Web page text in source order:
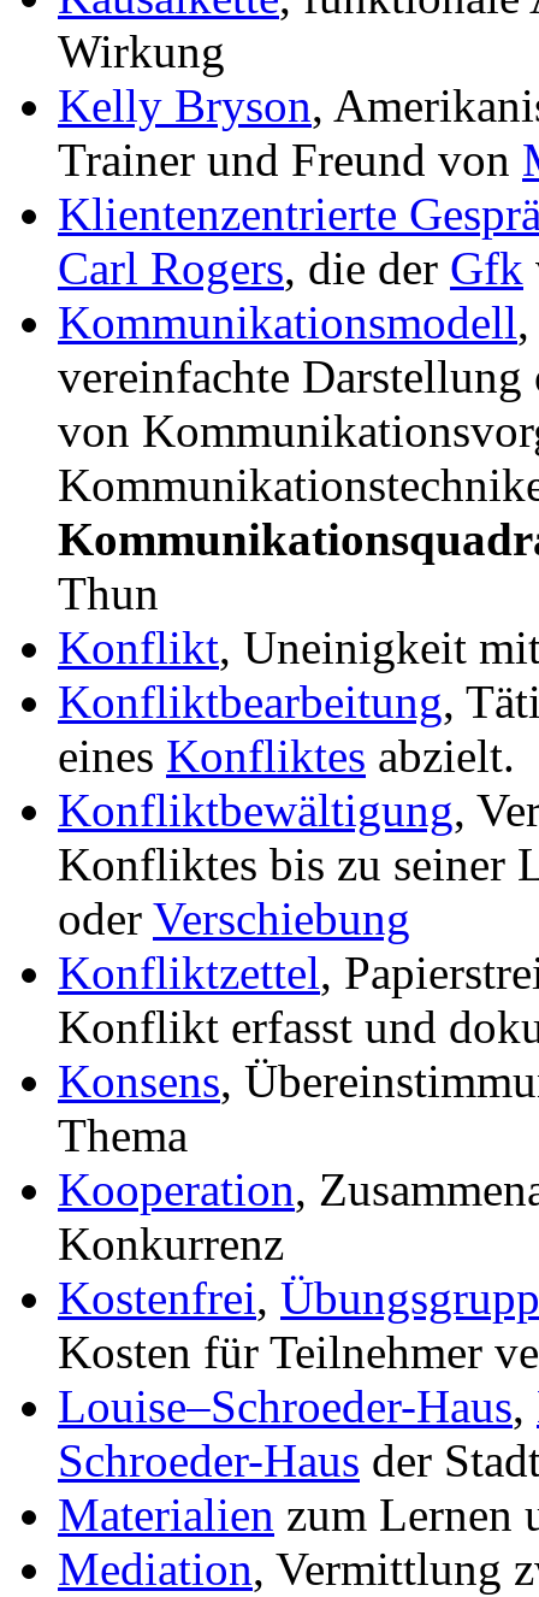
Wirkung
Kelly Bryson,
Trainer und Freund von
Klientenzentrierte
Carl Rogers, die der Gfk
Kommunikationsmodell
vereinfachte
von
Thun
Konflikt, Uneinigkeit
Konfliktbearbeitung,
eines Konfliktes abzielt.
Konfliktbewältigung,
Konfliktes bis zu seiner
oder Verschiebung
Konfliktzettel,
Konflikt erfasst und
Konsens,
Thema
Kooperation,
Konkurrenz
Kostenfrei,
Kosten für Teilnehmer
Louise–Schroeder-Haus,
Schroeder-Haus der
Materialien zum Lernen
Mediation, Vermittlung